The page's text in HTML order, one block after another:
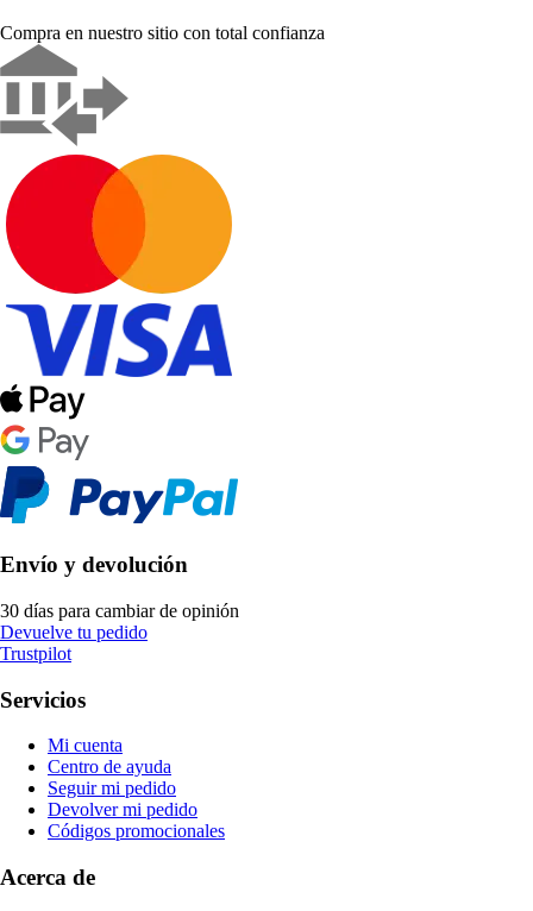
Compra en nuestro sitio con total confianza
Envío y devolución
30 días para cambiar de opinión
Devuelve tu pedido
Trustpilot
Servicios
Mi cuenta
Centro de ayuda
Seguir mi pedido
Devolver mi pedido
Códigos promocionales
Acerca de